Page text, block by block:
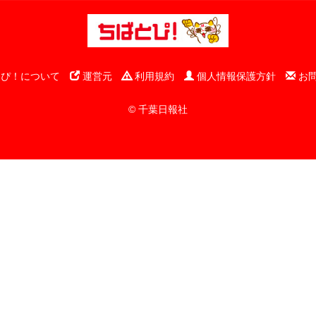
！について 運営元 利用規約 個人情報保護方針 お
© 千葉日報社